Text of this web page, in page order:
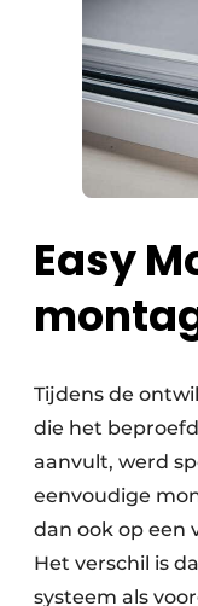
Easy
Tijdens de
die het
aanvult, werd
eenvoudige
dan ook op een
Het verschil is
systeem als